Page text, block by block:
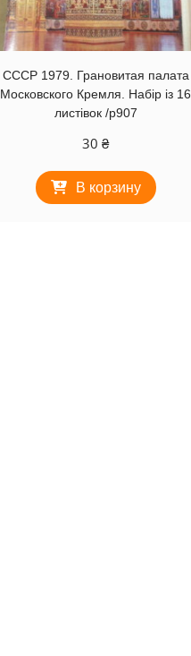
СССР 1979. Грановитая палата
Московского Кремля. Набір із 16
листівок /р907
30 ₴
В корзину